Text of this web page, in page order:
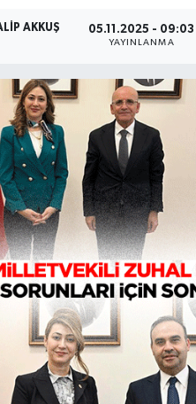
AKKUŞ 05.11.2025 - 09:03
YAYINLANMA